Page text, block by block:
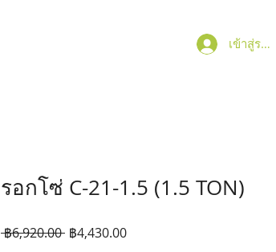
เข้าสู่ระบบ
รอกโซ่ C-21-1.5 (1.5 TON)
฿6,920.00 ราคา
฿4,430.00ราคา